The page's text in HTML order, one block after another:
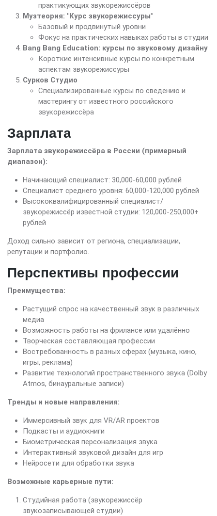
практикующих звукорежиссёров
Музтеория: "Курс звукорежиссуры"
Базовый и продвинутый уровни
Фокус на практических навыках работы в студии
Bang Bang Education: курсы по звуковому дизайну
Короткие интенсивные курсы по конкретным
аспектам звукорежиссуры
Сурков Студио
Специализированные курсы по сведению и
мастерингу от известного российского
звукорежиссёра
Зарплата
Зарплата звукорежиссёра в России (примерный
диапазон):
Начинающий специалист: 30,000-60,000 рублей
Специалист среднего уровня: 60,000-120,000 рублей
Высококвалифицированный специалист/
звукорежиссёр известной студии: 120,000-250,000+
рублей
Доход сильно зависит от региона, специализации,
репутации и портфолио.
Перспективы профессии
Преимущества:
Растущий спрос на качественный звук в различных
медиа
Возможность работы на фрилансе или удалённо
Творческая составляющая профессии
Востребованность в разных сферах (музыка, кино,
игры, реклама)
Развитие технологий пространственного звука (Dolby
Atmos, бинауральные записи)
Тренды и новые направления:
Иммерсивный звук для VR/AR проектов
Подкасты и аудиокниги
Биометрическая персонализация звука
Интерактивный звуковой дизайн для игр
Нейросети для обработки звука
Возможные карьерные пути:
Студийная работа (звукорежиссёр
звукозаписывающей студии)